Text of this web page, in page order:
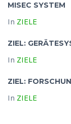
MISEC SYSTEM
In ZIELE
ZIEL:
In ZIELE
ZIEL:
In ZIELE